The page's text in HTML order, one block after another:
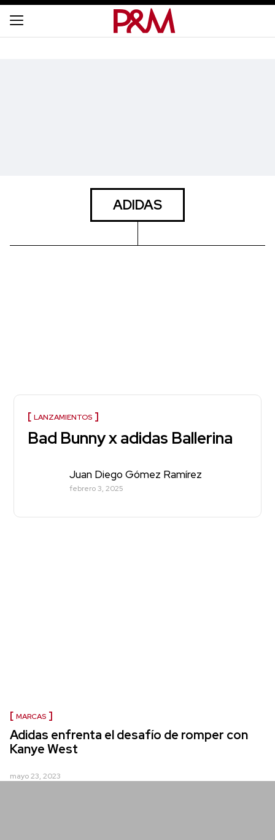
ADIDAS
LANZAMIENTOS
Bad Bunny x adidas Ballerina
Juan Diego Gómez Ramírez
febrero 3, 2025
MARCAS
Adidas enfrenta el desafío de romper con
Kanye West
mayo 23, 2023